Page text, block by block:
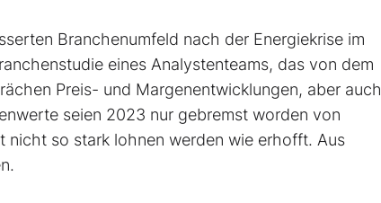
Branchenumfeld nach der Energiekrise im
eines Analystenteams, das von dem
Preis- und Margenentwicklungen, aber auch
seien 2023 nur gebremst worden von
nicht so stark lohnen werden wie erhofft. Aus